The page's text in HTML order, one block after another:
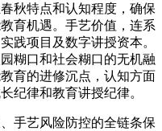
秋特点和认知程度，确保
育机遇。手艺价值，连系
践项目及数字讲授资本。
糊口和社会糊口的无机融
育的进修沉点，认知方面
纪律和教育讲授纪律。
艺风险防控的全链条保